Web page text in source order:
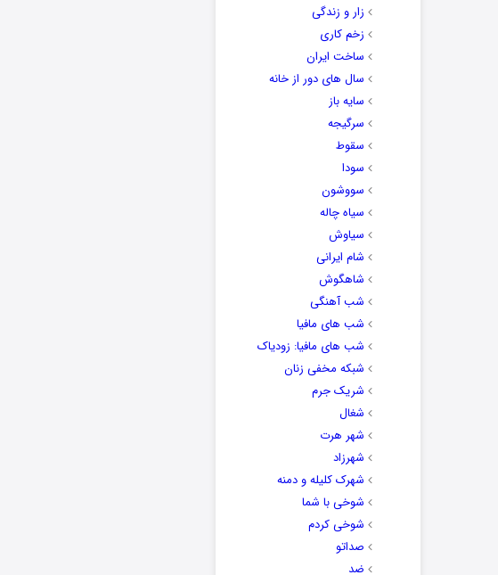
زار و زندگی
زخم کاری
ساخت ایران
سال های دور از خانه
سایه باز
سرگیجه
سقوط
سودا
سووشون
سیاه چاله
سیاوش
شام ایرانی
شاهگوش
شب آهنگی
شب های مافیا
شب های مافیا: زودیاک
شبکه مخفی زنان
شریک جرم
شغال
شهر هرت
شهرزاد
شهرک کلیله و دمنه
شوخی با شما
شوخی کردم
صداتو
ضد